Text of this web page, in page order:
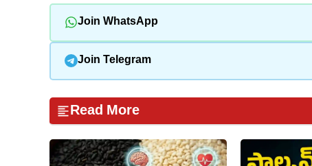
Join WhatsApp
Join Telegram
Read More